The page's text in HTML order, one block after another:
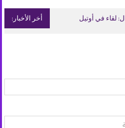
أخر الأخبار:
لقاء في أوتيل